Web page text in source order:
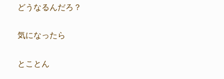
どうなるんだろ？
気になったら
とことん